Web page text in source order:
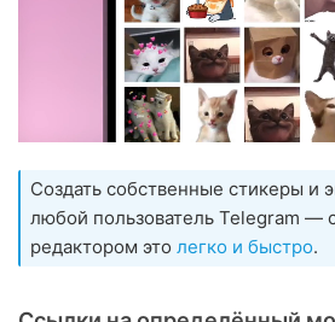
Создать собственные стикеры и
любой пользователь Telegram —
редактором это легко и быстро.